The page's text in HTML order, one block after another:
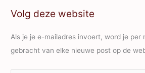
Volg deze website
Als je je e-mailadres invoert, word je per
gebracht van elke nieuwe post op de